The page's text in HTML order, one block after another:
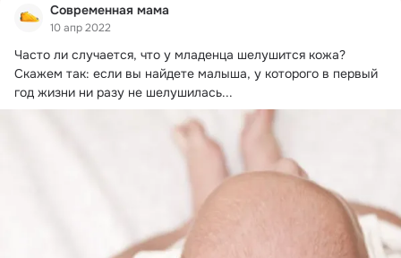
Современная мама
10 апр 2022
Часто ли случается, что у младенца шелушится кожа?
Скажем так: если вы найдете малыша, у которого в первый
год жизни ни разу не шелушилась...